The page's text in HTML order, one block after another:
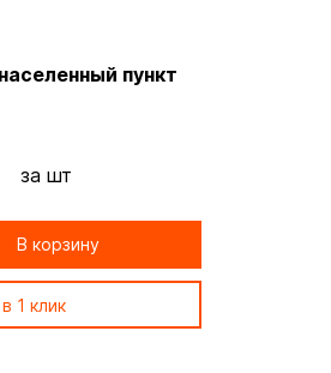
пункт
за шт
В корзину
1 клик